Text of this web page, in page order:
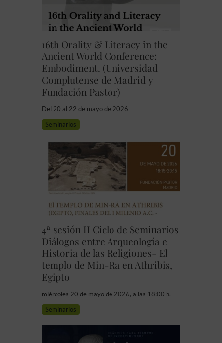
16th Orality & Literacy in the
Ancient World Conference:
Embodiment. (Universidad
Complutense de Madrid y
Fundación Pastor)
Del 20 al 22 de mayo de 2026
Seminarios
4ª sesión II Ciclo de Seminarios
Diálogos entre Arqueología e
Historia de las Religiones- El
templo de Min-Ra en Athribis,
Egipto
miércoles 20 de mayo de 2026, a las 18:00 h.
Seminarios